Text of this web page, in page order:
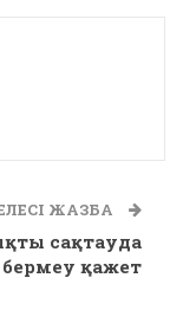
ЖАЗБА
сақтауда
қажет